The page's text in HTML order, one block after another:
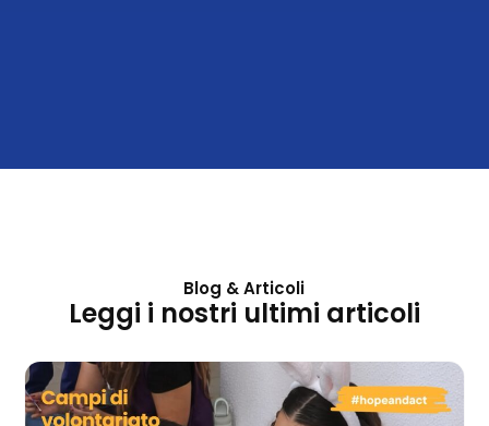
Blog & Articoli
Leggi i nostri ultimi articoli